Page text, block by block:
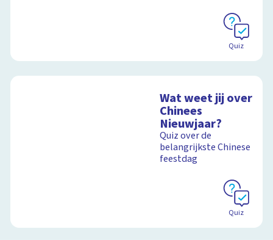
Quiz
Wat weet jij over
Chinees
Nieuwjaar?
Quiz over de
belangrijkste Chinese
feestdag
Quiz